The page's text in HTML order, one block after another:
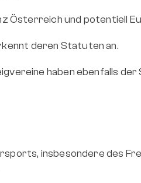
Österreich und potentiell
deren Statuten an.
haben ebenfalls der
insbesondere des